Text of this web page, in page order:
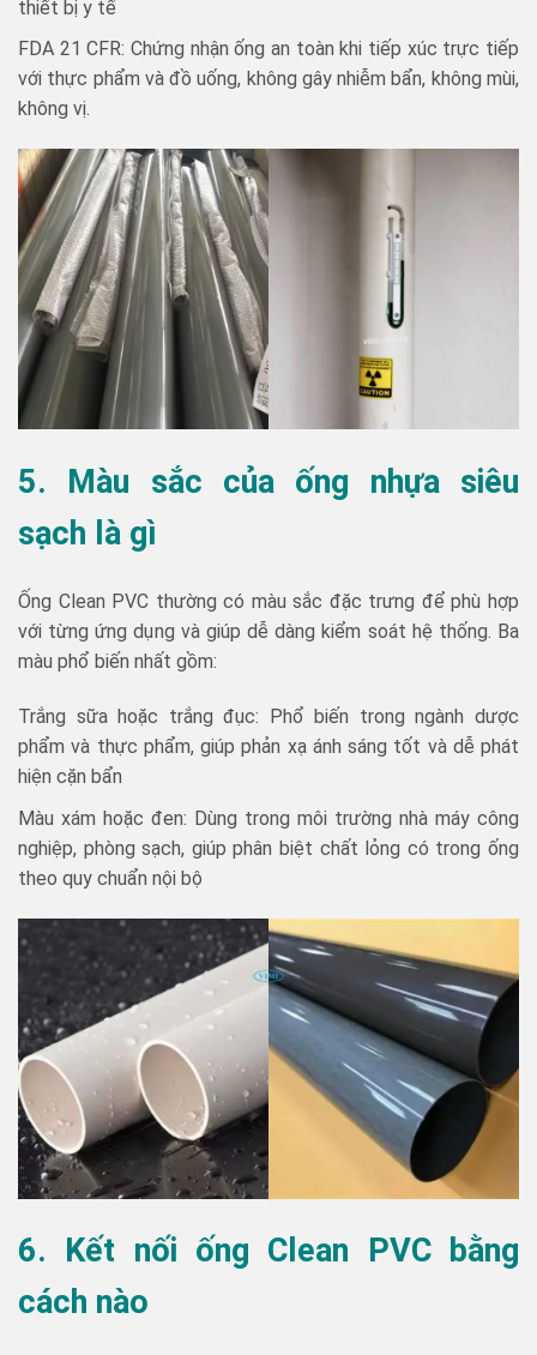
thiết bị y tế
FDA 21 CFR: Chứng nhận ống an toàn khi tiếp xúc trực tiếp
với thực phẩm và đồ uống, không gây nhiễm bẩn, không mùi,
không vị.
5. Màu sắc của ống nhựa siêu
sạch là gì
Ống Clean PVC thường có màu sắc đặc trưng để phù hợp
với từng ứng dụng và giúp dễ dàng kiểm soát hệ thống. Ba
màu phổ biến nhất gồm:
Trắng sữa hoặc trắng đục: Phổ biến trong ngành dược
phẩm và thực phẩm, giúp phản xạ ánh sáng tốt và dễ phát
hiện cặn bẩn
Màu xám hoặc đen: Dùng trong môi trường nhà máy công
nghiệp, phòng sạch, giúp phân biệt chất lỏng có trong ống
theo quy chuẩn nội bộ
6. Kết nối ống Clean PVC bằng
cách nào